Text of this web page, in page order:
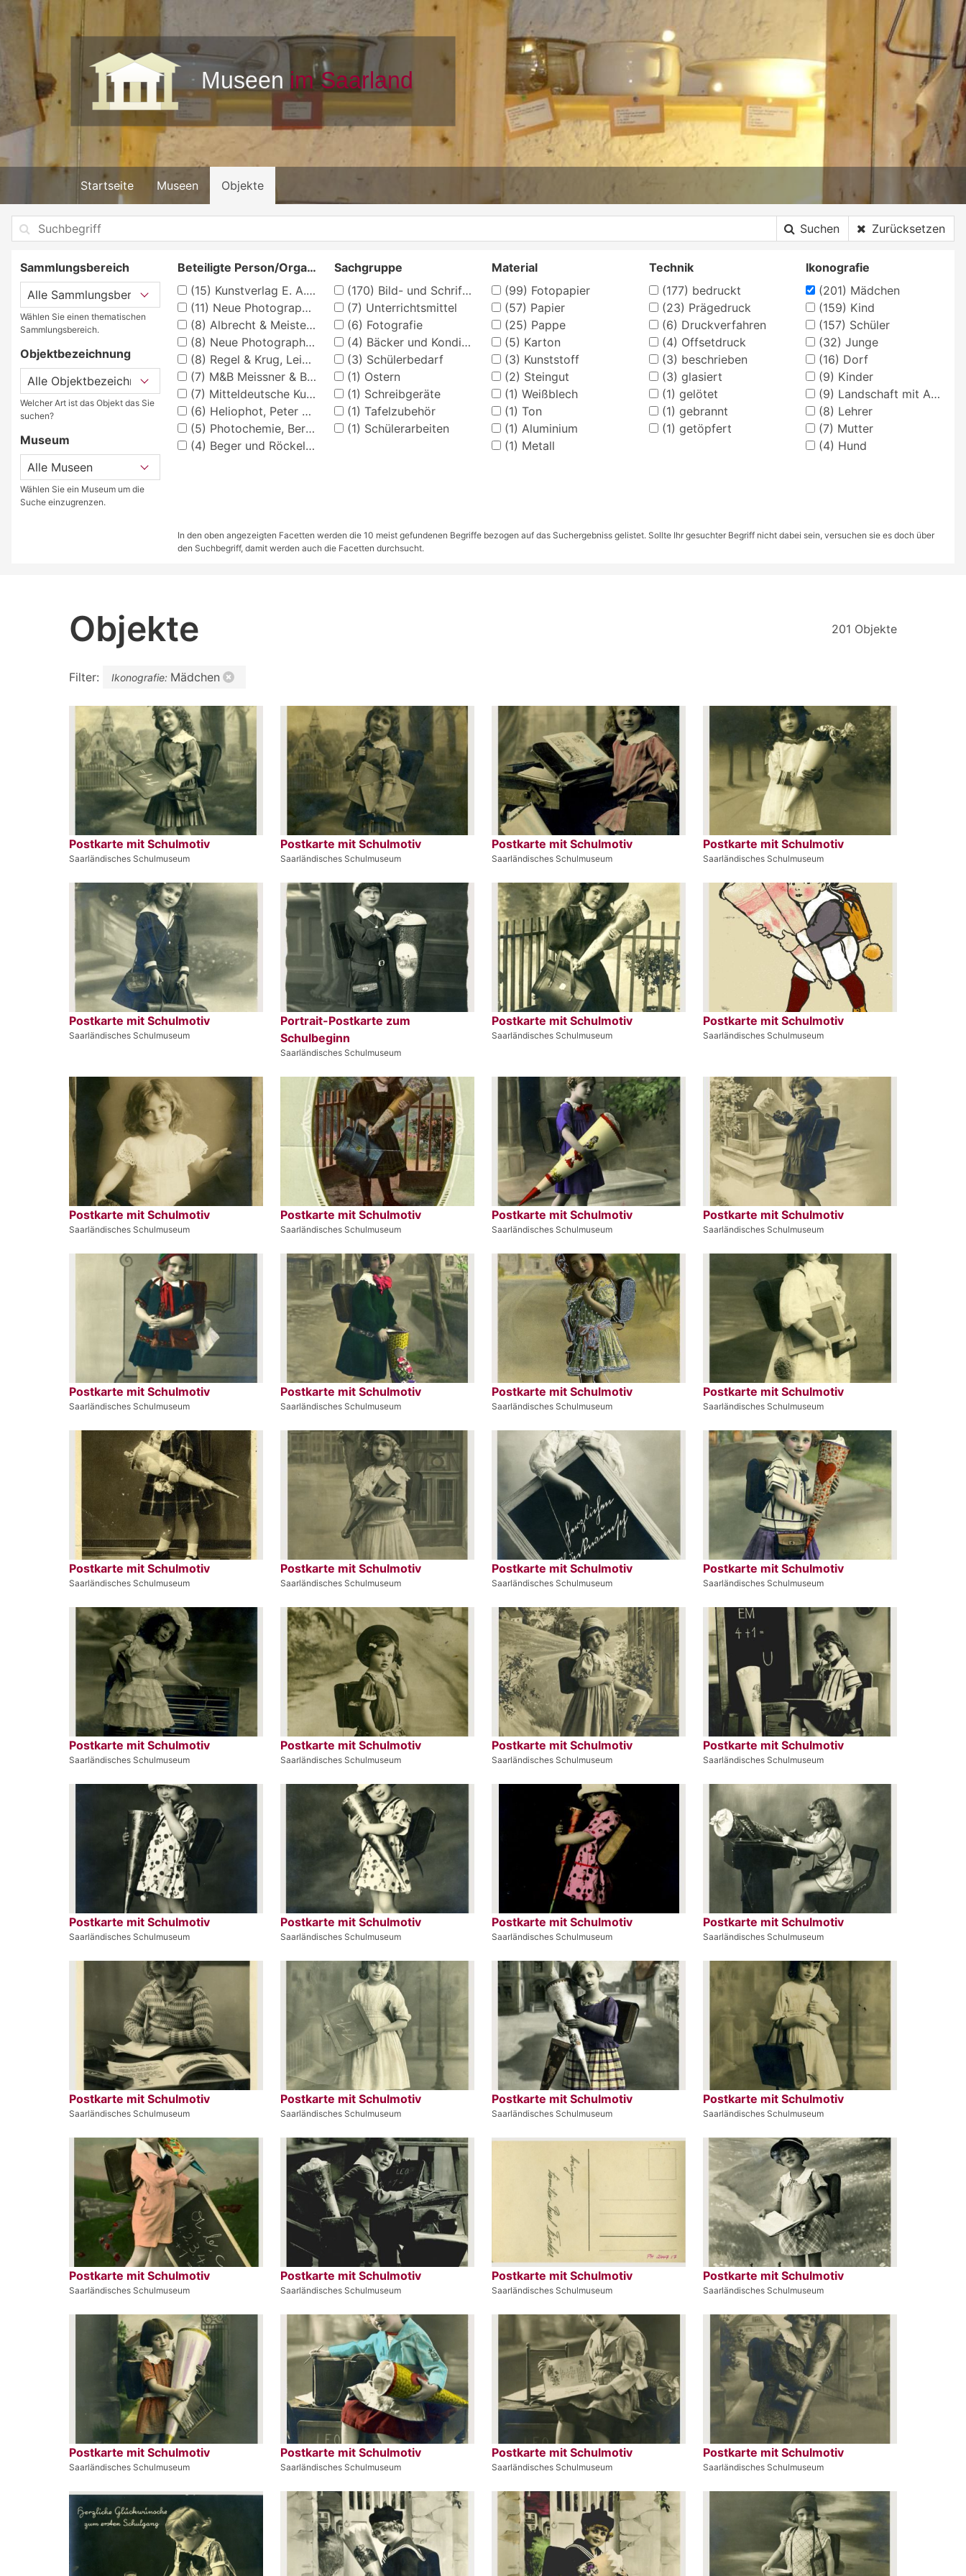
Startseite Museen Objekte
Suchen Zurücksetzen
Sammlungsbereich
Wählen Sie einen thematischen
Sammlungsbereich.
Objektbezeichnung
Welcher Art ist das Objekt das Sie
suchen?
Museum
Wählen Sie ein Museum um die
Suche einzugrenzen.
Beteiligte Person/Organisation
(15) Kunstverlag E. A. Schwerdtfeger & Co. AG, Berlin
(11) Neue Photographische Gesellschaft, Berlin-Steglitz
(8) Albrecht & Meister, Aktiengesellschaft Berlin- Reinickendorf
(8) Neue Photographische Gesellschaft
(8) Regel & Krug, Leipzig
(7) M&B Meissner & Buch, Leipzig
(7) Mitteldeutsche Kunstanstalt Heidenau
(6) Heliophot, Peter Michaelis, Berlin
(5) Photochemie, Berlin
(4) Beger und Röckel, München
Sachgruppe
(170) Bild- und Schriftkarten
(7) Unterrichtsmittel
(6) Fotografie
(4) Bäcker und Konditor
(3) Schülerbedarf
(1) Ostern
(1) Schreibgeräte
(1) Tafelzubehör
(1) Schülerarbeiten
Material
(99) Fotopapier
(57) Papier
(25) Pappe
(5) Karton
(3) Kunststoff
(2) Steingut
(1) Weißblech
(1) Ton
(1) Aluminium
(1) Metall
Technik
(177) bedruckt
(23) Prägedruck
(6) Druckverfahren
(4) Offsetdruck
(3) beschrieben
(3) glasiert
(1) gelötet
(1) gebrannt
(1) getöpfert
Ikonografie
(201) Mädchen
(159) Kind
(157) Schüler
(32) Junge
(16) Dorf
(9) Kinder
(9) Landschaft mit Anlagen
(8) Lehrer
(7) Mutter
(4) Hund
In den oben angezeigten Facetten werden die 10 meist gefundenen Begriffe bezogen auf das Suchergebniss gelistet. Sollte Ihr gesuchter Begriff nicht dabei sein, versuchen sie es doch über
den Suchbegriff, damit werden auch die Facetten durchsucht.
Objekte 201 Objekte
Filter: Ikonografie: Mädchen
Postkarte mit Schulmotiv
Saarländisches Schulmuseum
Postkarte mit Schulmotiv
Saarländisches Schulmuseum
Postkarte mit Schulmotiv
Saarländisches Schulmuseum
Postkarte mit Schulmotiv
Saarländisches Schulmuseum
Postkarte mit Schulmotiv
Saarländisches Schulmuseum
Portrait-Postkarte zum
Schulbeginn
Saarländisches Schulmuseum
Postkarte mit Schulmotiv
Saarländisches Schulmuseum
Postkarte mit Schulmotiv
Saarländisches Schulmuseum
Postkarte mit Schulmotiv
Saarländisches Schulmuseum
Postkarte mit Schulmotiv
Saarländisches Schulmuseum
Postkarte mit Schulmotiv
Saarländisches Schulmuseum
Postkarte mit Schulmotiv
Saarländisches Schulmuseum
Postkarte mit Schulmotiv
Saarländisches Schulmuseum
Postkarte mit Schulmotiv
Saarländisches Schulmuseum
Postkarte mit Schulmotiv
Saarländisches Schulmuseum
Postkarte mit Schulmotiv
Saarländisches Schulmuseum
Postkarte mit Schulmotiv
Saarländisches Schulmuseum
Postkarte mit Schulmotiv
Saarländisches Schulmuseum
Postkarte mit Schulmotiv
Saarländisches Schulmuseum
Postkarte mit Schulmotiv
Saarländisches Schulmuseum
Postkarte mit Schulmotiv
Saarländisches Schulmuseum
Postkarte mit Schulmotiv
Saarländisches Schulmuseum
Postkarte mit Schulmotiv
Saarländisches Schulmuseum
Postkarte mit Schulmotiv
Saarländisches Schulmuseum
Postkarte mit Schulmotiv
Saarländisches Schulmuseum
Postkarte mit Schulmotiv
Saarländisches Schulmuseum
Postkarte mit Schulmotiv
Saarländisches Schulmuseum
Postkarte mit Schulmotiv
Saarländisches Schulmuseum
Postkarte mit Schulmotiv
Saarländisches Schulmuseum
Postkarte mit Schulmotiv
Saarländisches Schulmuseum
Postkarte mit Schulmotiv
Saarländisches Schulmuseum
Postkarte mit Schulmotiv
Saarländisches Schulmuseum
Postkarte mit Schulmotiv
Saarländisches Schulmuseum
Postkarte mit Schulmotiv
Saarländisches Schulmuseum
Postkarte mit Schulmotiv
Saarländisches Schulmuseum
Postkarte mit Schulmotiv
Saarländisches Schulmuseum
Postkarte mit Schulmotiv
Saarländisches Schulmuseum
Postkarte mit Schulmotiv
Saarländisches Schulmuseum
Postkarte mit Schulmotiv
Saarländisches Schulmuseum
Postkarte mit Schulmotiv
Saarländisches Schulmuseum